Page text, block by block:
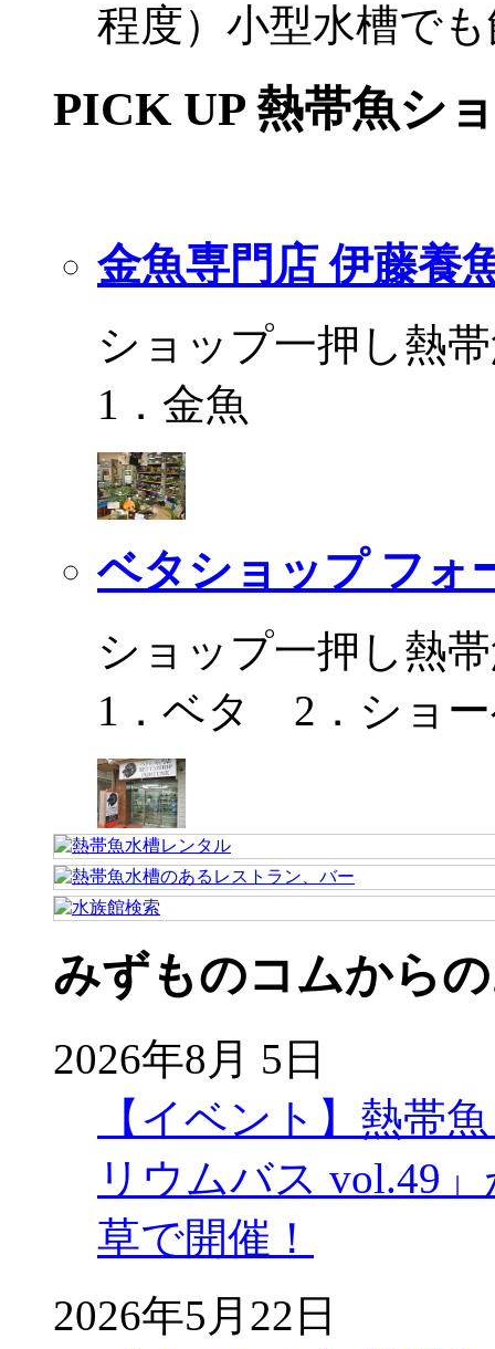
程度）小型水槽で
PICK UP 熱帯魚シ
金魚専門店 伊藤養
ショップ一押し熱
1．金魚
ベタショップ フォ
ショップ一押し熱
1．ベタ 2．ショ
みずものコムから
2026年8月 5日
【イベント】熱帯
リウムバス vol.49
草で開催！
2026年5月22日